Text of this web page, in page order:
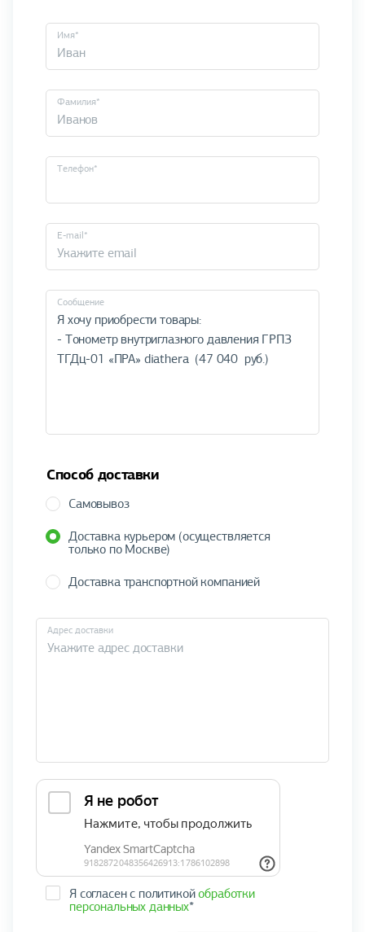
Имя*
Фамилия*
Телефон*
E-mail*
Cообщение
Способ доставки
Самовывоз
Доставка курьером (осуществляется
только по Москве)
Доставка транспортной компанией
Адрес доставки
Я согласен с политикойобработки
персональных данных*